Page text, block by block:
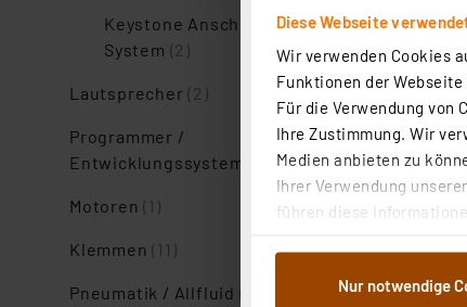
Diese Webseite
Wir verwenden Cookies
Funktionen der
Für die Verwendung von
Ihre Zustimmung. Wir
Medien anbieten zu
Ihrer Verwendung
führen diese
Weiterverarbeitung für
Nur notwendige
Keystone Anschluss-
System (2)
Lautsprecher(2)
Programmer /
Entwicklungssysteme
Motoren(1)
Klemmen(11)
Pneumatik / Allfluid (1)